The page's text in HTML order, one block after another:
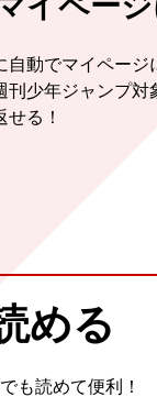
自動でマイページ
刊少年ジャンプ対
る！
める
も読めて便利！